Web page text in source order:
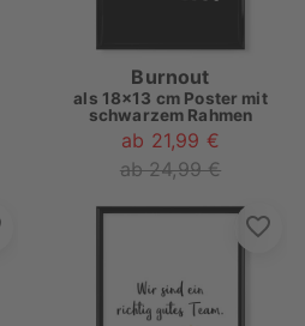
Burnout
als 18x13 cm Poster mit
schwarzem Rahmen
ab 21,99 €
ab 24,99 €